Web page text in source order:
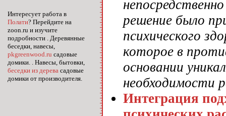
Интересует работа в
Полати? Перейдите на
zoon.ru и изучите
подробности . Деревянные
беседки, навесы,
pkgreenwood.ru садовые
домики. . Навесы, бытовки,
беседки из дерева садовые
домики от производителя.
решение было
психического
которое в
основании
необходимости
Интеграция